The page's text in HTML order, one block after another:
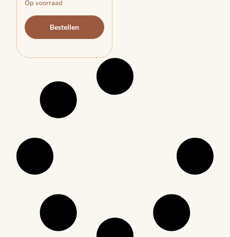
Op voorraad
Bestellen